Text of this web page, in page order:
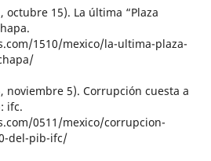
15). La última “Plaza
1510/mexico/la-ultima-plaza-
noviembre 5). Corrupción cuesta a
ifc.
0511/mexico/corrupcion-
del-pib-ifc/